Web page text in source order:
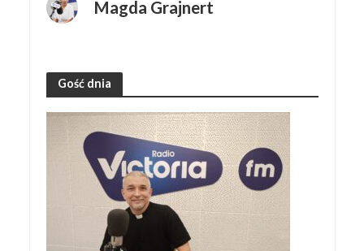
Magda Grajnert
Gość dnia